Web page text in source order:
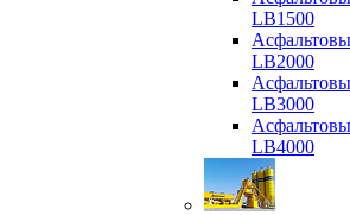
LB1500
LB2000
LB3000
LB4000